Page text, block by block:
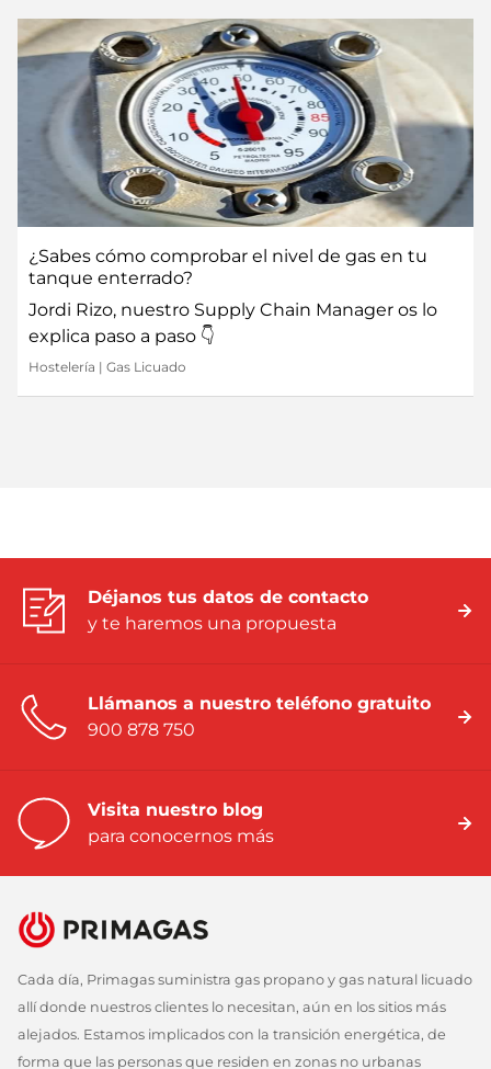
¿Sabes cómo comprobar el nivel de gas en tu
tanque enterrado?
Jordi Rizo, nuestro Supply Chain Manager os lo
explica paso a paso 👇
Hostelería | Gas Licuado
Déjanos tus datos de contacto
y te haremos una propuesta
Llámanos a nuestro teléfono gratuito
900 878 750
Visita nuestro blog
para conocernos más
Cada día, Primagas suministra gas propano y gas natural licuado
allí donde nuestros clientes lo necesitan, aún en los sitios más
alejados. Estamos implicados con la transición energética, de
forma que las personas que residen en zonas no urbanas